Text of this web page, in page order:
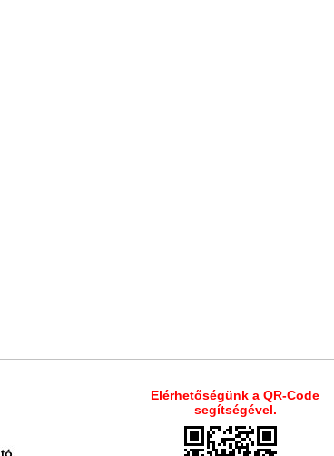
Elérhetőségünk a QR-Code
segítségével.